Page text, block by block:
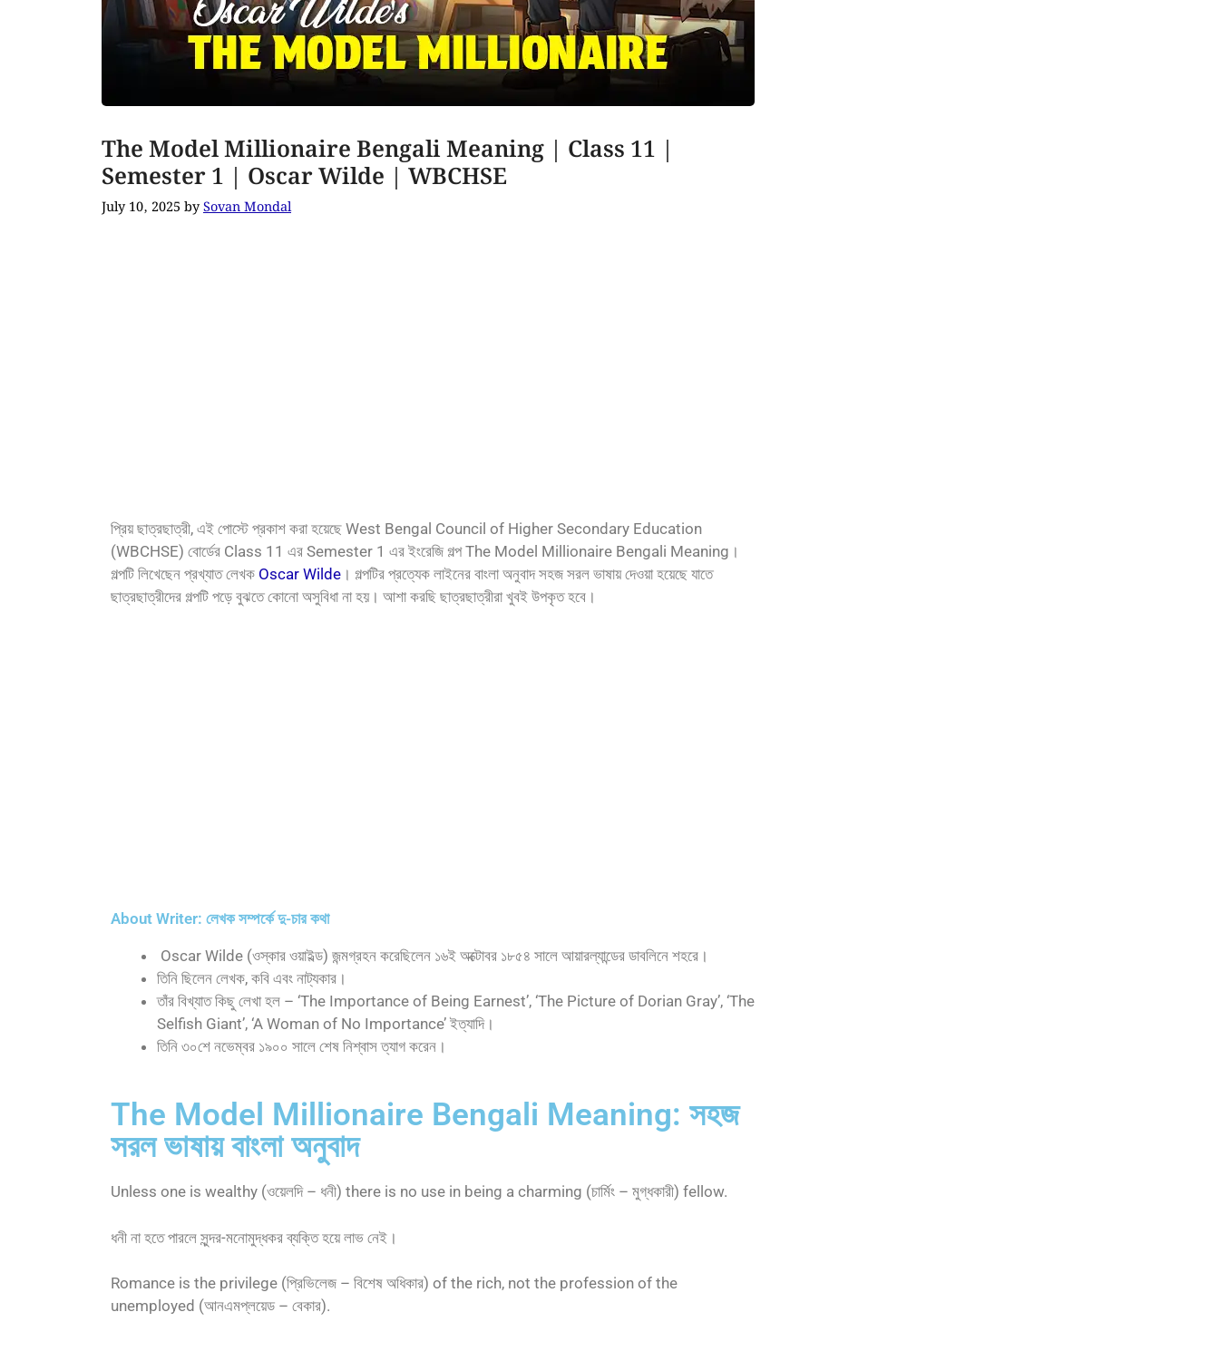
The Model Millionaire Bengali Meaning | Class 11 |
Semester 1 | Oscar Wilde | WBCHSE
July 10, 2025 bySovan Mondal
প্রিয় ছাত্রছাত্রী, এই পোস্টে প্রকাশ করা হয়েছে West Bengal Council of Higher Secondary Education
(WBCHSE) বোর্ডের Class 11 এর Semester 1 এর ইংরেজি গল্প The Model Millionaire Bengali Meaning।
গল্পটি লিখেছেন প্রখ্যাত লেখক Oscar Wilde । গল্পটির প্রত্যেক লাইনের বাংলা অনুবাদ সহজ সরল ভাষায় দেওয়া হয়েছে যাতে
ছাত্রছাত্রীদের গল্পটি পড়ে বুঝতে কোনো অসুবিধা না হয়। আশা করছি ছাত্রছাত্রীরা খুবই উপকৃত হবে।
About Writer: লেখক সম্পর্কে দু-চার কথা
Oscar Wilde (ওস্কার ওয়াইল্ড) জন্মগ্রহন করেছিলেন ১৬ই অক্টোবর ১৮৫৪ সালে আয়ারল্যান্ডের ডাবলিনে শহরে।
তিনি ছিলেন লেখক, কবি এবং নাট্যকার।
তাঁর বিখ্যাত কিছু লেখা হল – ‘The Importance of Being Earnest’, ‘The Picture of Dorian Gray’, ‘The
Selfish Giant’, ‘A Woman of No Importance’ ইত্যাদি।
তিনি ৩০শে নভেম্বর ১৯০০ সালে শেষ নিশ্বাস ত্যাগ করেন।
The Model Millionaire Bengali Meaning: সহজ
সরল ভাষায় বাংলা অনুবাদ
Unless one is wealthy (ওয়েলদি – ধনী) there is no use in being a charming (চার্মিং – মুগ্ধকারী) fellow.
ধনী না হতে পারলে সুন্দর-মনোমুদ্ধকর ব্যক্তি হয়ে লাভ নেই।
Romance is the privilege (প্রিভিলেজ – বিশেষ অধিকার) of the rich, not the profession of the
unemployed (আনএমপ্লয়েড – বেকার).